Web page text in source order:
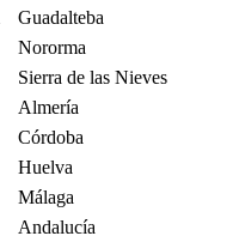
Guadalteba
Nororma
Sierra de las Nieves
Almería
Córdoba
Huelva
Málaga
Andalucía